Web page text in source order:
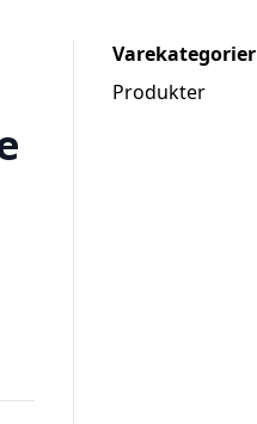
Varekategorier
Produkter